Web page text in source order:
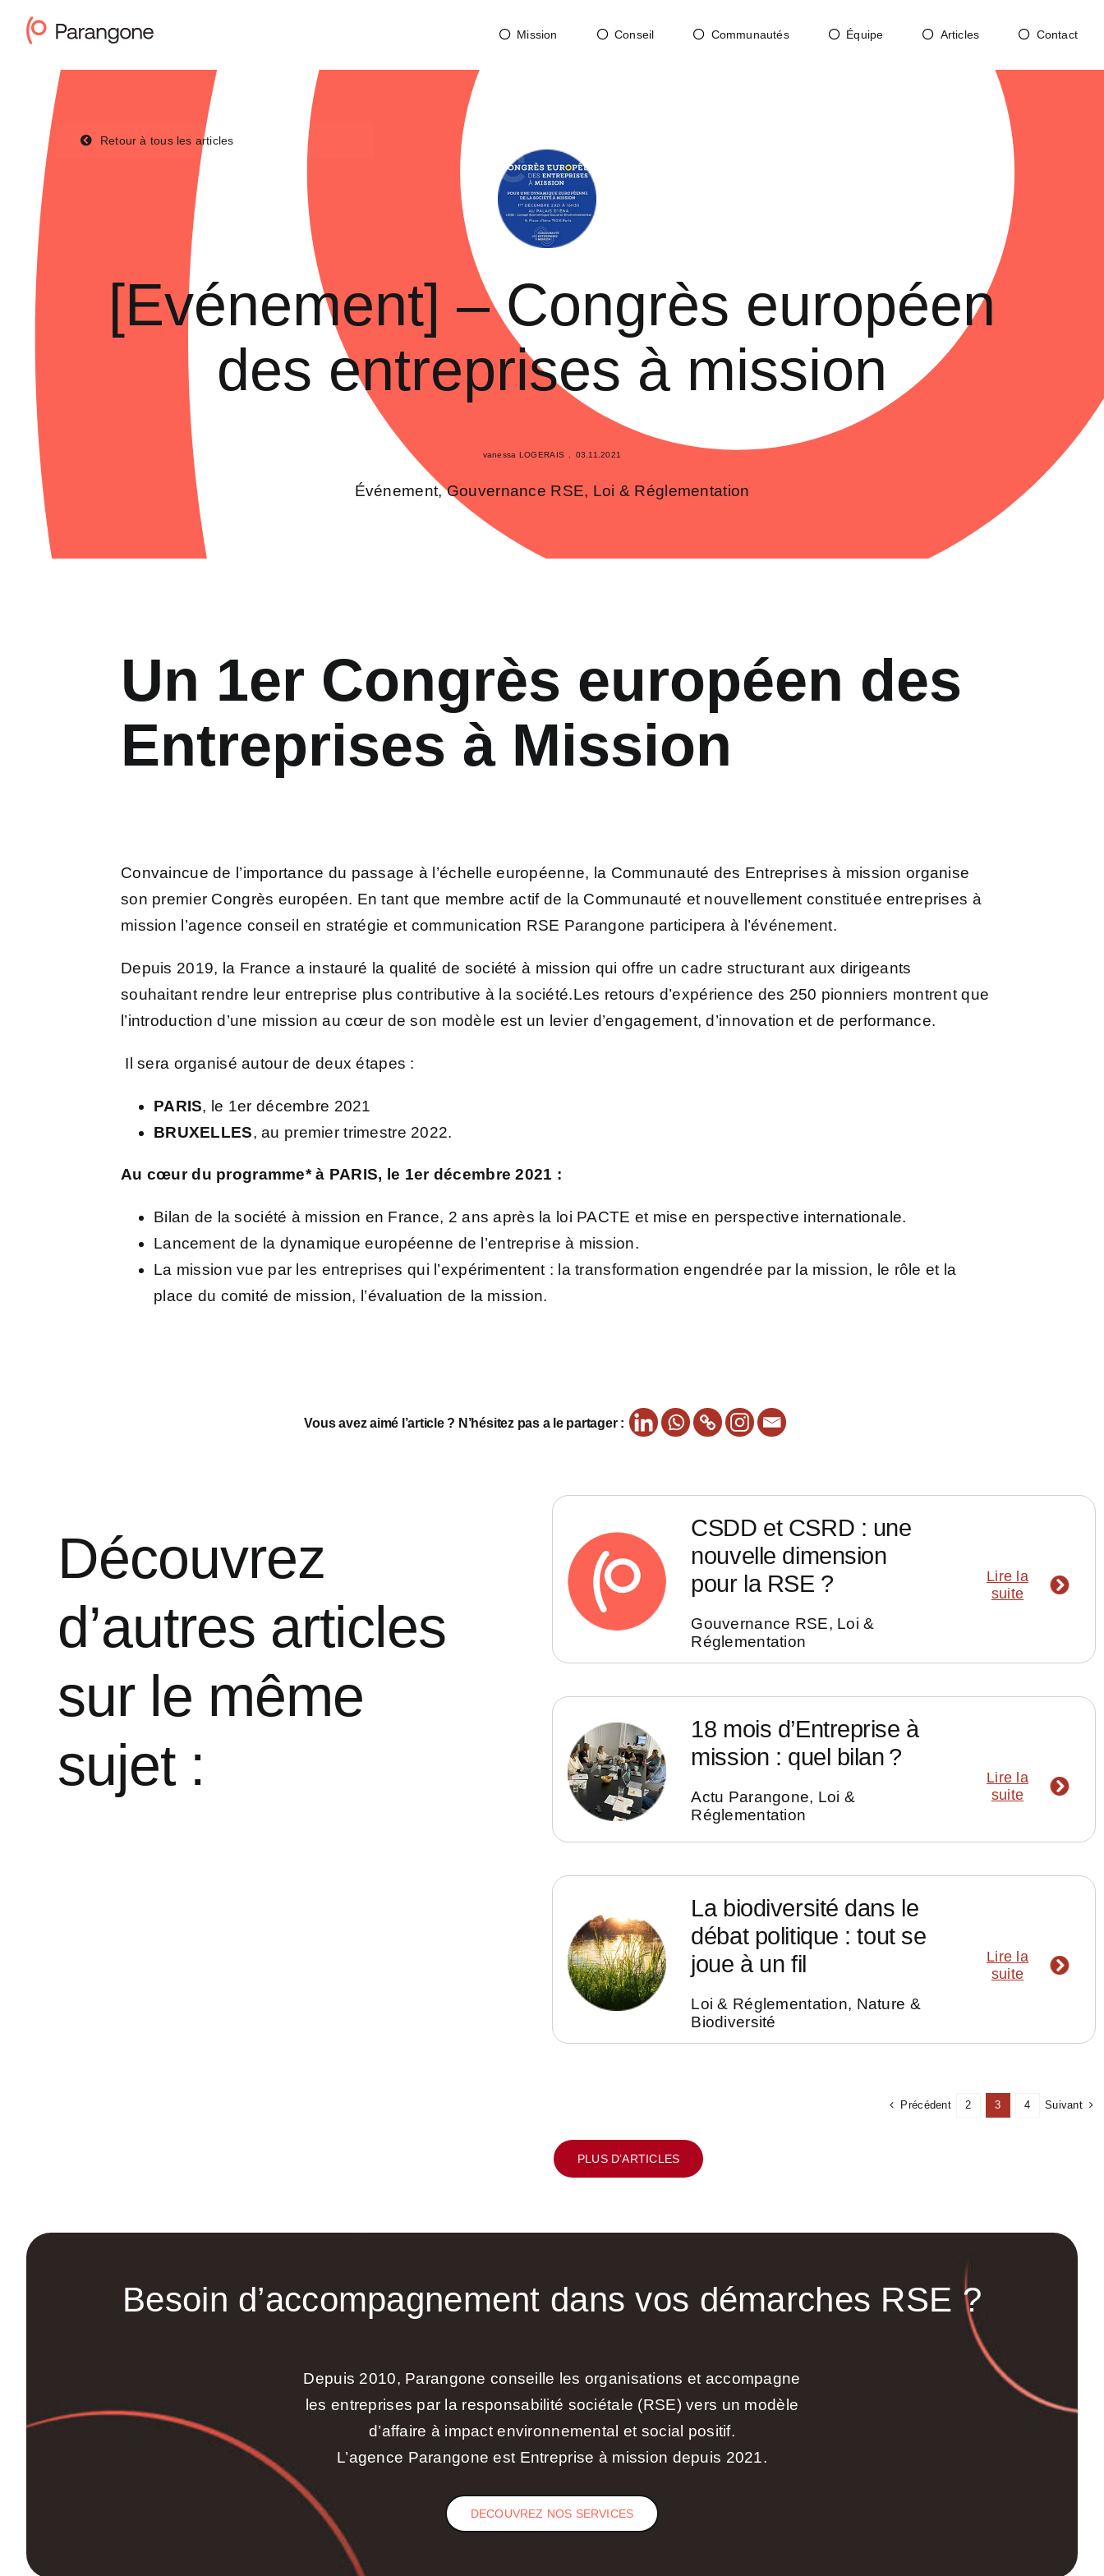
Mission Conseil Communautés Équipe Articles Contact
Retour à tous les articles
[Evénement] – Congrès européen
des entreprises à mission
vanessa LOGERAIS 03.11.2021
Événement,Gouvernance RSE, Loi & Réglementation
Un 1er Congrès européen des
Entreprises à Mission
Convaincue de l’importance du passage à l’échelle européenne, la Communauté des Entreprises à mission organise
son premier Congrès européen. En tant que membre actif de la Communauté et nouvellement constituée entreprises à
mission l’agence conseil en stratégie et communication RSE Parangone participera à l’événement.
Depuis 2019, la France a instauré la qualité de société à mission qui offre un cadre structurant aux dirigeants
souhaitant rendre leur entreprise plus contributive à la société.Les retours d’expérience des 250 pionniers montrent que
l’introduction d’une mission au cœur de son modèle est un levier d’engagement, d’innovation et de performance.
Il sera organisé autour de deux étapes :
PARIS, le 1er décembre 2021
BRUXELLES, au premier trimestre 2022.
Au cœur du programme* à PARIS, le 1er décembre 2021 :
Bilan de la société à mission en France, 2 ans après la loi PACTE et mise en perspective internationale.
Lancement de la dynamique européenne de l’entreprise à mission.
La mission vue par les entreprises qui l’expérimentent : la transformation engendrée par la mission, le rôle et la
place du comité de mission, l’évaluation de la mission.
Vous avez aimé l’article ? N’hésitez pas a le partager :
Découvrez
d’autres articles
sur le même
sujet :
CSDD et CSRD : une
nouvelle dimension
pour la RSE ?
Gouvernance RSE, Loi &
Réglementation
Lire la
suite
18 mois d’Entreprise à
mission : quel bilan ?
Actu Parangone, Loi &
Réglementation
Lire la
suite
La biodiversité dans le
débat politique : tout se
joue à un fil
Loi & Réglementation, Nature &
Biodiversité
Lire la
suite
Précédent 2 3 4 Suivant
PLUS D’ARTICLES
Besoin d’accompagnement dans vos démarches RSE ?
Depuis 2010, Parangone conseille les organisations et accompagne
les entreprises par la responsabilité sociétale (RSE) vers un modèle
d’affaire à impact environnemental et social positif.
L’agence Parangone est Entreprise à mission depuis 2021.
DECOUVREZ NOS SERVICES